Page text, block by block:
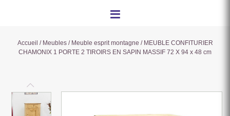
Accueil / Meubles/ Meuble esprit montagne / MEUBLE CONFITURIER
CHAMONIX 1 PORTE 2 TIROIRS EN SAPIN MASSIF 72 X 94 x 48 cm